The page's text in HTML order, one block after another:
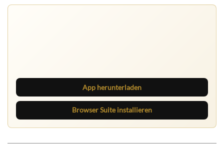
App herunterladen
Browser Suite installieren